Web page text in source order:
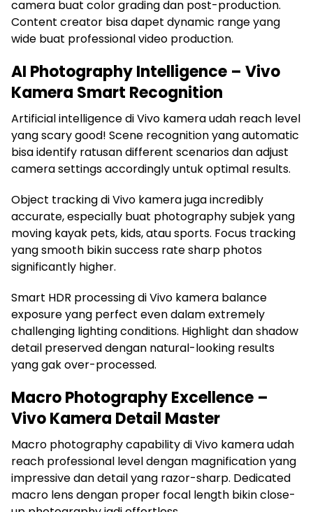
camera buat color grading dan post-production.
Content creator bisa dapet dynamic range yang
wide buat professional video production.
AI Photography Intelligence – Vivo
Kamera Smart Recognition
Artificial intelligence di Vivo kamera udah reach level
yang scary good! Scene recognition yang automatic
bisa identify ratusan different scenarios dan adjust
camera settings accordingly untuk optimal results.
Object tracking di Vivo kamera juga incredibly
accurate, especially buat photography subjek yang
moving kayak pets, kids, atau sports. Focus tracking
yang smooth bikin success rate sharp photos
significantly higher.
Smart HDR processing di Vivo kamera balance
exposure yang perfect even dalam extremely
challenging lighting conditions. Highlight dan shadow
detail preserved dengan natural-looking results
yang gak over-processed.
Macro Photography Excellence –
Vivo Kamera Detail Master
Macro photography capability di Vivo kamera udah
reach professional level dengan magnification yang
impressive dan detail yang razor-sharp. Dedicated
macro lens dengan proper focal length bikin close-